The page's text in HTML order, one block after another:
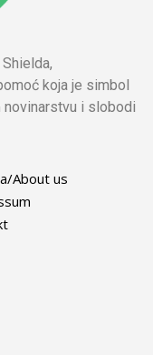
koja je simbol
i slobodi
About us